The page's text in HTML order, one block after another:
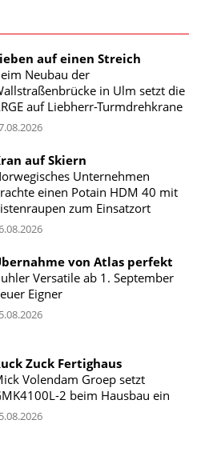
auf einen Streich
Neubau der
in Ulm setzt die
auf Liebherr-Turmdrehkrane
auf Skiern
Unternehmen
einen Potain HDM 40 mit
zum Einsatzort
von Atlas perfekt
Versatile ab 1. September
Eigner
Zuck Fertighaus
Volendam Groep setzt
2 beim Hausbau ein